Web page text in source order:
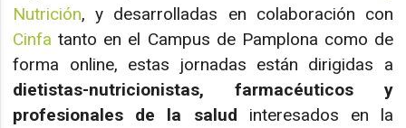
Nutrición, y desarrolladas en colaboración con
Cinfa tanto en el Campus de Pamplona como de
forma online, estas jornadas están dirigidas a
dietistas-nutricionistas, farmacéuticos y
profesionales de la salud interesados en la